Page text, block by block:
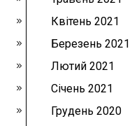
Квітень 2021
Березень 2021
Лютий 2021
Січень 2021
Грудень 2020